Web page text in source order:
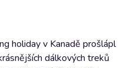
holiday v Kanadě prošlápl
dálkových treků